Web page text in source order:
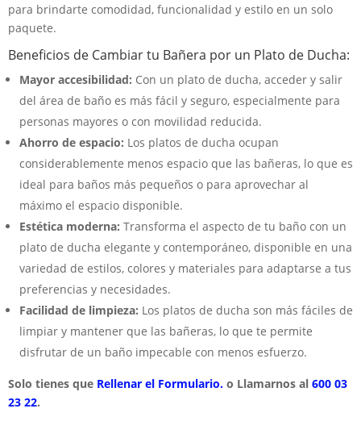
para brindarte comodidad, funcionalidad y estilo en un solo
paquete.
Beneficios de Cambiar tu Bañera por un Plato de Ducha:
Mayor accesibilidad: Con un plato de ducha, acceder y salir
del área de baño es más fácil y seguro, especialmente para
personas mayores o con movilidad reducida.
Ahorro de espacio: Los platos de ducha ocupan
considerablemente menos espacio que las bañeras, lo que es
ideal para baños más pequeños o para aprovechar al
máximo el espacio disponible.
Estética moderna: Transforma el aspecto de tu baño con un
plato de ducha elegante y contemporáneo, disponible en una
variedad de estilos, colores y materiales para adaptarse a tus
preferencias y necesidades.
Facilidad de limpieza: Los platos de ducha son más fáciles de
limpiar y mantener que las bañeras, lo que te permite
disfrutar de un baño impecable con menos esfuerzo.
Solo tienes que Rellenar el Formulario. o Llamarnos al 600 03
23 22.